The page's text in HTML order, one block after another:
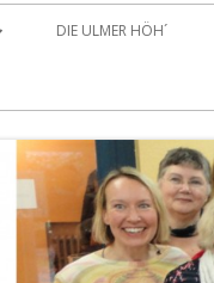
DIE ULMER HÖH´